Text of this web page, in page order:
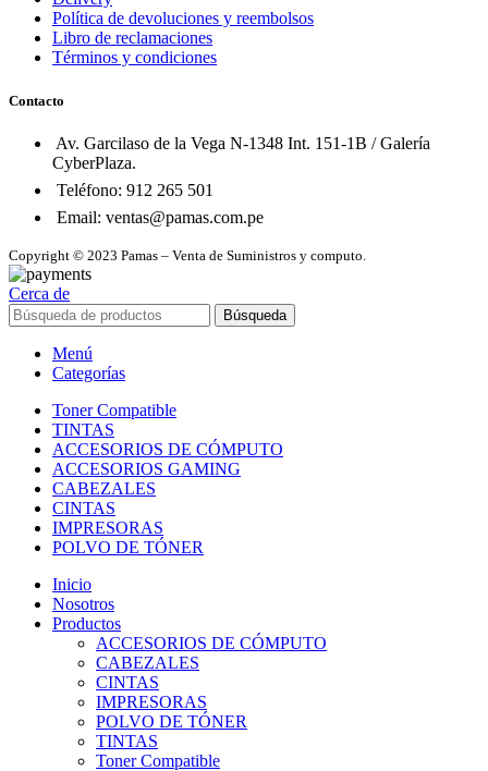
Política de devoluciones y reembolsos
Libro de reclamaciones
Términos y condiciones
Contacto
Av. Garcilaso de la Vega N-1348 Int. 151-1B / Galería
CyberPlaza.
Teléfono: 912 265 501
Email: ventas@pamas.com.pe
Copyright © 2023 Pamas – Venta de Suministros y computo.
Cerca de
Búsqueda
Menú
Categorías
Toner Compatible
TINTAS
ACCESORIOS DE CÓMPUTO
ACCESORIOS GAMING
CABEZALES
CINTAS
IMPRESORAS
POLVO DE TÓNER
Inicio
Nosotros
Productos
ACCESORIOS DE CÓMPUTO
CABEZALES
CINTAS
IMPRESORAS
POLVO DE TÓNER
TINTAS
Toner Compatible